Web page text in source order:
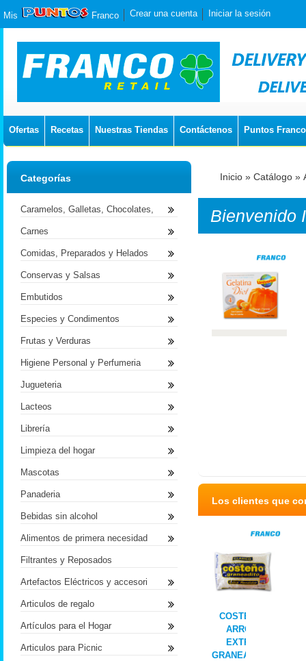
Mis Franco Crear una cuenta Iniciar la sesión
Ofertas Recetas Nuestras Tiendas Contáctenos Puntos Franco
Inicio » Catálogo »
Bienvenido
Los clientes que
COSTEÑO
ARROZ
EXTRA
GRANEADITO
Categorías
Caramelos, Galletas, Chocolates,
Carnes
Comidas, Preparados y Helados
Conservas y Salsas
Embutidos
Especies y Condimentos
Frutas y Verduras
Higiene Personal y Perfumeria
Jugueteria
Lacteos
Librería
Limpieza del hogar
Mascotas
Panaderia
Bebidas sin alcohol
Alimentos de primera necesidad
Filtrantes y Reposados
Artefactos Eléctricos y accesori
Articulos de regalo
Artículos para el Hogar
Articulos para Picnic